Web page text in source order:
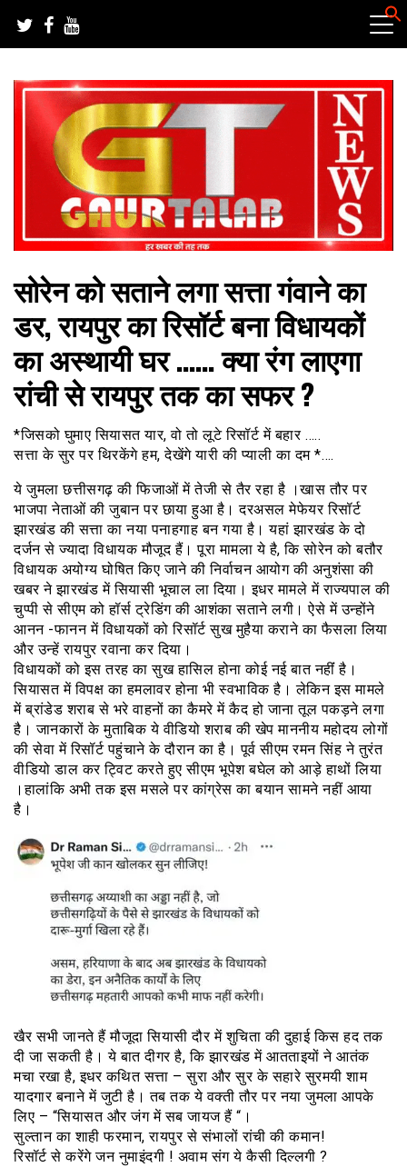
content
गौरतलब न्यूज
सोरेन को सताने लगा सत्ता गंवाने का
डर, रायपुर का रिसॉर्ट बना विधायकों
का अस्थायी घर …… क्या रंग लाएगा
रांची से रायपुर तक का सफर ?
*जिसको घुमाए सियासत यार, वो तो लूटे रिसॉर्ट में बहार …..
सत्ता के सुर पर थिरकेंगे हम, देखेंगे यारी की प्याली का दम *….
ये जुमला छत्तीसगढ़ की फिजाओं में तेजी से तैर रहा है ।खास तौर पर
भाजपा नेताओं की जुबान पर छाया हुआ है। दरअसल मेफेयर रिसॉर्ट
झारखंड की सत्ता का नया पनाहगाह बन गया है। यहां झारखंड के दो
दर्जन से ज्यादा विधायक मौजूद हैं। पूरा मामला ये है, कि सोरेन को बतौर
विधायक अयोग्य घोषित किए जाने की निर्वाचन आयोग की अनुशंसा की
खबर ने झारखंड में सियासी भूचाल ला दिया। इधर मामले में राज्यपाल की
चुप्पी से सीएम को हॉर्स ट्रेडिंग की आशंका सताने लगी। ऐसे में उन्होंने
आनन -फानन में विधायकों को रिसॉर्ट सुख मुहैया कराने का फैसला लिया
और उन्हें रायपुर रवाना कर दिया।
विधायकों को इस तरह का सुख हासिल होना कोई नई बात नहींं है।
सियासत में विपक्ष का हमलावर होना भी स्वभाविक है। लेकिन इस मामले
में ब्रांडेड शराब से भरे वाहनों का कैमरे में कैद हो जाना तूल पकड़ने लगा
है। जानकारों के मुताबिक ये वीडियो शराब की खेप माननीय महोदय लोगों
की सेवा में रिसॉर्ट पहुंचाने के दौरान का है। पूर्व सीएम रमन सिंह ने तुरंत
वीडियो डाल कर ट्विट करते हुए सीएम भूपेश बघेल को आड़े हाथों लिया
।हालांकि अभी तक इस मसले पर कांग्रेस का बयान सामने नहीं आया
है।
खैर सभी जानते हैं मौजूदा सियासी दौर में शुचिता की दुहाई किस हद तक
दी जा सकती है। ये बात दीगर है, कि झारखंड में आतताइयों ने आतंक
मचा रखा है, इधर कथित सत्ता – सुरा और सुर के सहारे सुरमयी शाम
यादगार बनाने में जुटी है। तब तक ये वक्ती तौर पर नया जुमला आपके
लिए – “सियासत और जंग में सब जायज हैं “।
सुल्तान का शाही फरमान, रायपुर से संभालों रांची की कमान!
रिसॉर्ट से करेंगे जन नुमाइंदगी ! अवाम संग ये कैसी दिल्लगी ?